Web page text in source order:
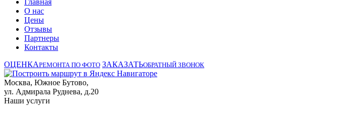
Главная
О нас
Цены
Отзывы
Партнеры
Контакты
ОЦЕНКАРЕМОНТА ПО ФОТО ЗАКАЗАТЬОБРАТНЫЙ ЗВОНОК
Москва, Южное Бутово,
ул. Адмирала Руднева, д.20
Наши услуги